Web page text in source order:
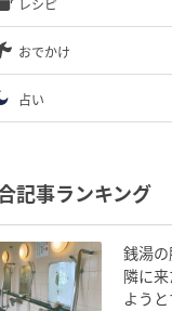
レシピ
おでかけ
占い
記事ランキング
銭湯
隣に
よう